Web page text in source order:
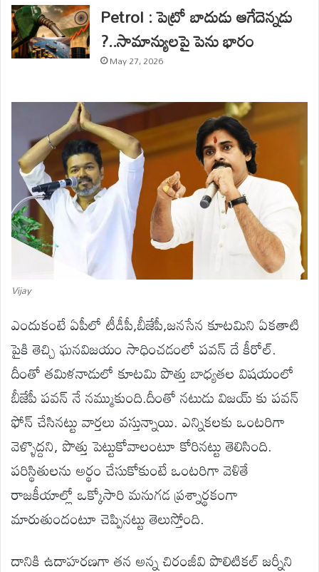
Petrol : పెట్రో బాదుడు ఆగేదెన్నడు
?..సామాన్యులపై పెను భారం
May 27, 2026
Vijay
ఎందుకంటే ఏపీలో టీడీపీ,బీజేపీ,జనసేన కూటమిని ఏకతాటి
పైకి తెచ్చి ఘనవిజయం సాధించడంలో పవన్ దే కీరోల్.
దీంతో తమిళనాడులో కూటమి పొత్తు బాధ్యతల విషయంలో
బీజేపీ పవన్ నే నమ్ముకుంది.దీంతో నటుడు విజయ్ కు పవన్
ఫోన్ చేసినట్టు వార్తలు వస్తున్నాయి. ఎన్నికలకు ఒంటరిగా
వెళ్ళొద్దని, పొత్తు పెట్టుకోవాలంటూ కోరినట్టు తెలిసింది.
పరిస్థితులను అర్థం చేసుకోకుంటే ఒంటరిగా వెళితే
రాజకీయాల్లో ఒక్కోసారి మనుగడ ప్రశ్నార్థకంగా
మారుతుందంటూ చెప్పినట్టు తెలుస్తోంది.
దానికి ఉదాహరణగా తన అన్న చిరంజీవి పొలిటికల్ జర్నీని